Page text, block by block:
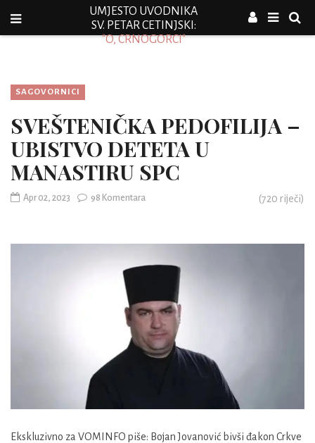
UMJESTO UVODNIKA
SV. PETAR CETINJSKI:
"O, CRNOGORCI"
SAGOVORNICI
SVEŠTENIČKA PEDOFILIJA –
UBISTVO DETETA U
MANASTIRU SPC
Apr 02, 2023 98 Komentara (720 riječi)
Ekskluzivno za VOMINFO piše: Bojan Jovanović bivši đakon Crkve